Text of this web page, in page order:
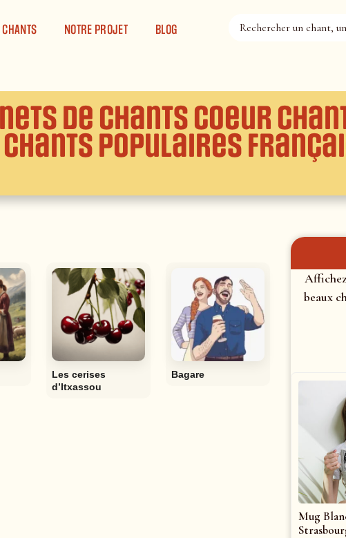
NOTRE PROJET BLOG
de chants Coeur
chants populaires
Les cerises
d’Itxassou
Bagare
beaux
Mug